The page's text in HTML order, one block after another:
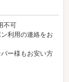
不可
利用の連絡をお
ー様もお安い方